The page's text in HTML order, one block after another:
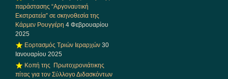
παράστασης “Αργοναυτική
Εκστρατεία” σε σκηνοθεσία της
Κάρμεν Ρουγγέρη 4 Φεβρουαρίου
2025
Εορτασμός Τριών Ιεραρχών 30
Ιανουαρίου 2025
Κοπή της Πρωτοχρονιάτικης
πίτας για τον Σύλλογο Διδασκόντων